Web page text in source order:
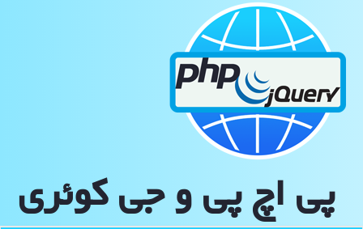
پی اچ پی و جی كوئری